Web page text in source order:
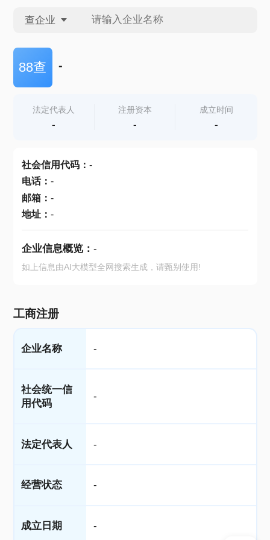
查企业
查企业
查产地
88查 -
法定代表人
-
注册资本
-
成立时间
-
社会信用代码： -
电话： -
邮箱： -
地址： -
企业信息概览： -
如上信息由AI大模型全网搜索生成，请甄别使用!
工商注册
企业名称 -
社会统一信
用代码
-
法定代表人 -
经营状态 -
成立日期 -